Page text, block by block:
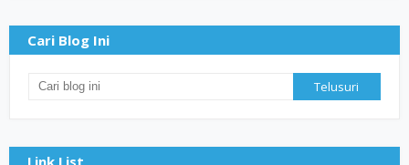
Cari Blog Ini
Link List